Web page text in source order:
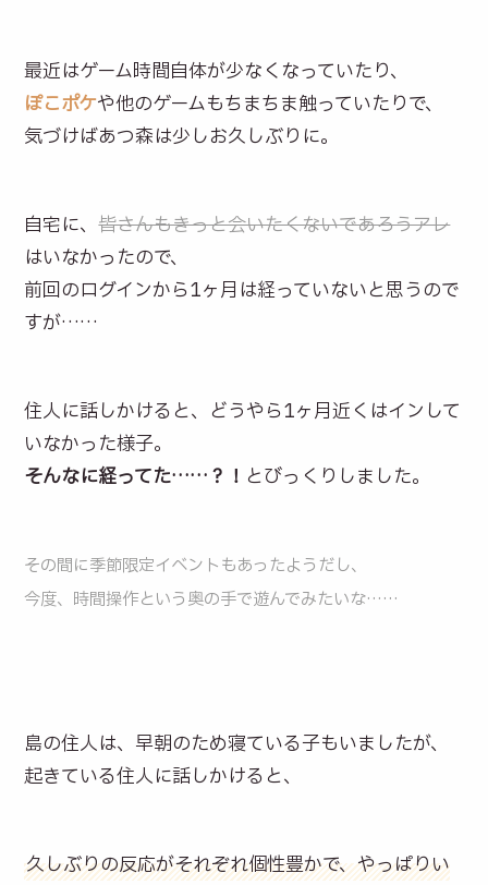
最近はゲーム時間自体が少なくなっていたり、
ぽこポケや他のゲームもちまちま触っていたりで、
気づけばあつ森は少しお久しぶりに。
自宅に、皆さんもきっと会いたくないであろうアレ
はいなかったので、
前回のログインから1ヶ月は経っていないと思うので
すが……
住人に話しかけると、どうやら1ヶ月近くはインして
いなかった様子。
そんなに経ってた……？！ とびっくりしました。
その間に季節限定イベントもあったようだし、
今度、時間操作という奥の手で遊んでみたいな……
島の住人は、早朝のため寝ている子もいましたが、
起きている住人に話しかけると、
久しぶりの反応がそれぞれ個性豊かで、やっぱりい